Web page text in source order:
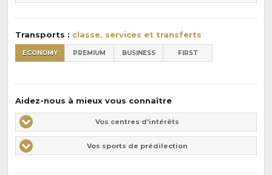
pension
:
Transports : classe, services et transferts
ECONOMY PREMIUM BUSINESS FIRST
Aidez-nous à mieux vous connaître
Vos
centres
d'intérêts
Vos centres d'intérêts
Vos
sports
de
Vos sports de prédilection